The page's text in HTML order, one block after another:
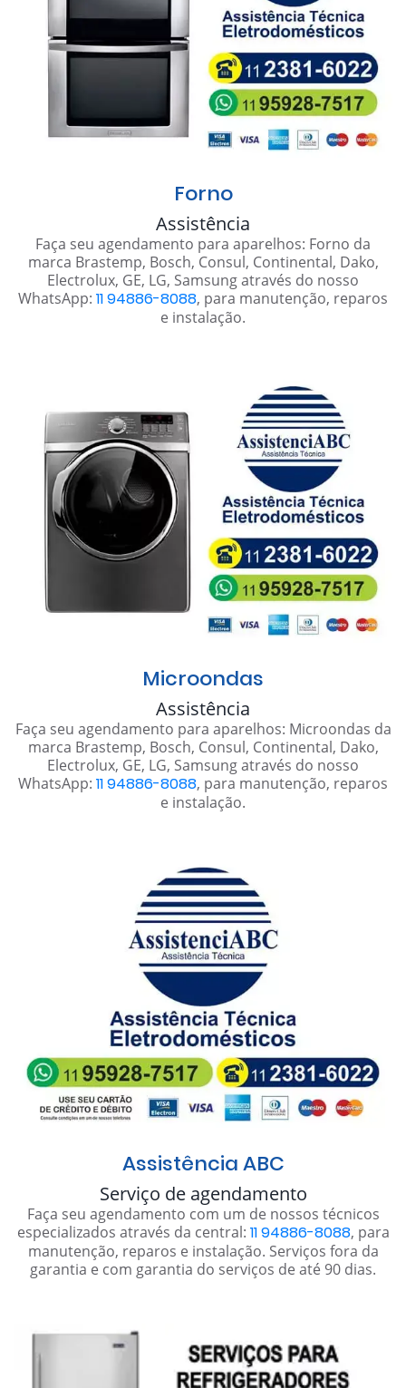
Forno
Assistência
Faça seu agendamento para aparelhos: Forno da
marca Brastemp, Bosch, Consul, Continental, Dako,
Electrolux, GE, LG, Samsung através do nosso
WhatsApp: 11 94886-8088, para manutenção, reparos
e instalação.
Microondas
Assistência
Faça seu agendamento para aparelhos: Microondas da
marca Brastemp, Bosch, Consul, Continental, Dako,
Electrolux, GE, LG, Samsung através do nosso
WhatsApp: 11 94886-8088, para manutenção, reparos
e instalação.
Assistência ABC
Serviço de agendamento
Faça seu agendamento com um de nossos técnicos
especializados através da central: 11 94886-8088, para
manutenção, reparos e instalação. Serviços fora da
garantia e com garantia do serviços de até 90 dias.